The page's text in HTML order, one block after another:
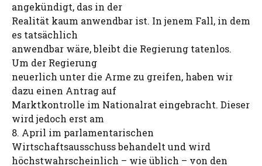
angekündigt, das in der
Realität kaum anwendbar ist. In jenem Fall, in dem
es tatsächlich
anwendbar wäre, bleibt die Regierung tatenlos.
Um der Regierung
neuerlich unter die Arme zu greifen, haben wir
dazu einen Antrag auf
Marktkontrolle im Nationalrat eingebracht. Dieser
wird jedoch erst am
8. April im parlamentarischen
Wirtschaftsausschuss behandelt und wird
höchstwahrscheinlich – wie üblich – von den